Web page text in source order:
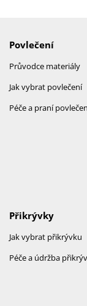
Povlečení
Průvodce materiály
Jak vybrat povlečení
Péče a praní
Přikrývky
Jak vybrat přikrývku
Péče a údržba